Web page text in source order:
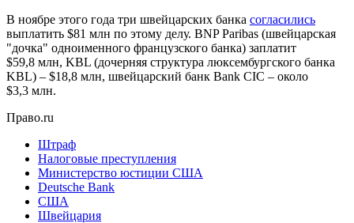
В ноябре этого года три швейцарских банка согласились
выплатить $81 млн по этому делу. BNP Paribas (швейцарская
"дочка" одноименного французского банка) заплатит
$59,8 млн, KBL (дочерняя структура люксембургского банка
KBL) – $18,8 млн, швейцарский банк Bank CIC – около
$3,3 млн.
Право.ru
Штраф
Налоговые преступления
Министерство юстиции США
Deutsche Bank
США
Швейцария